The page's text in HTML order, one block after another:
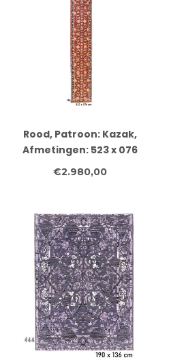
Rood, Patroon: Kazak,
Afmetingen: 523 x 076
cm
€2.980,00